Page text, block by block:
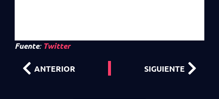
Fuente: Twitter
ANTERIOR SIGUIENTE